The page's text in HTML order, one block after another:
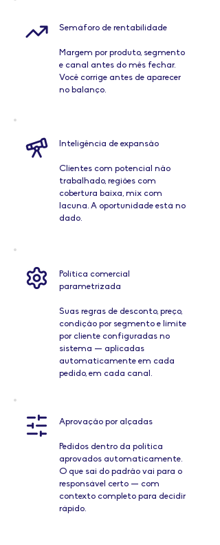
Semáforo de rentabilidade
Margem por produto, segmento
e canal antes do mês fechar.
Você corrige antes de aparecer
no balanço.
Inteligência de expansão
Clientes com potencial não
trabalhado, regiões com
cobertura baixa, mix com
lacuna. A oportunidade está no
dado.
Política comercial
parametrizada
Suas regras de desconto, preço,
condição por segmento e limite
por cliente configuradas no
sistema — aplicadas
automaticamente em cada
pedido, em cada canal.
Aprovação por alçadas
Pedidos dentro da política
aprovados automaticamente.
O que sai do padrão vai para o
responsável certo — com
contexto completo para decidir
rápido.